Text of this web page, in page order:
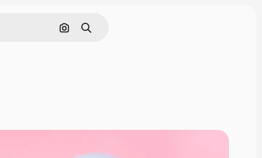
Tìm kiếm bằng hình ảnh
Tìm kiếm